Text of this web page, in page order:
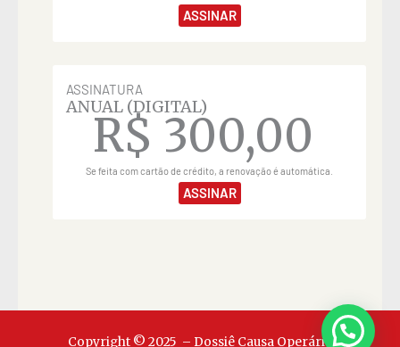
ASSINAR
ASSINATURA
ANUAL (DIGITAL)
R$ 300,00
Se feita com cartão de crédito, a renovação é automática.
ASSINAR
Copyright © 2025 – Dossiê Causa Operária